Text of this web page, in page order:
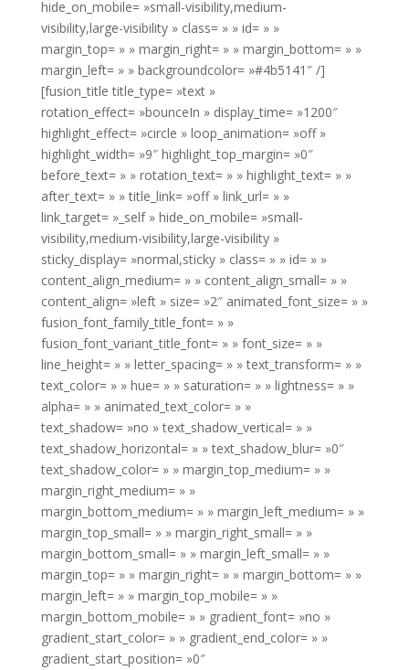
hide_on_mobile= »small-visibility,medium-
visibility,large-visibility » class= » » id= » »
margin_top= » » margin_right= » » margin_bottom= » »
margin_left= » » backgroundcolor= »#4b5141″ /]
[fusion_title title_type= »text »
rotation_effect= »bounceIn » display_time= »1200″
highlight_effect= »circle » loop_animation= »off »
highlight_width= »9″ highlight_top_margin= »0″
before_text= » » rotation_text= » » highlight_text= » »
after_text= » » title_link= »off » link_url= » »
link_target= »_self » hide_on_mobile= »small-
visibility,medium-visibility,large-visibility »
sticky_display= »normal,sticky » class= » » id= » »
content_align_medium= » » content_align_small= » »
content_align= »left » size= »2″ animated_font_size= » »
fusion_font_family_title_font= » »
fusion_font_variant_title_font= » » font_size= » »
line_height= » » letter_spacing= » » text_transform= » »
text_color= » » hue= » » saturation= » » lightness= » »
alpha= » » animated_text_color= » »
text_shadow= »no » text_shadow_vertical= » »
text_shadow_horizontal= » » text_shadow_blur= »0″
text_shadow_color= » » margin_top_medium= » »
margin_right_medium= » »
margin_bottom_medium= » » margin_left_medium= » »
margin_top_small= » » margin_right_small= » »
margin_bottom_small= » » margin_left_small= » »
margin_top= » » margin_right= » » margin_bottom= » »
margin_left= » » margin_top_mobile= » »
margin_bottom_mobile= » » gradient_font= »no »
gradient_start_color= » » gradient_end_color= » »
gradient_start_position= »0″